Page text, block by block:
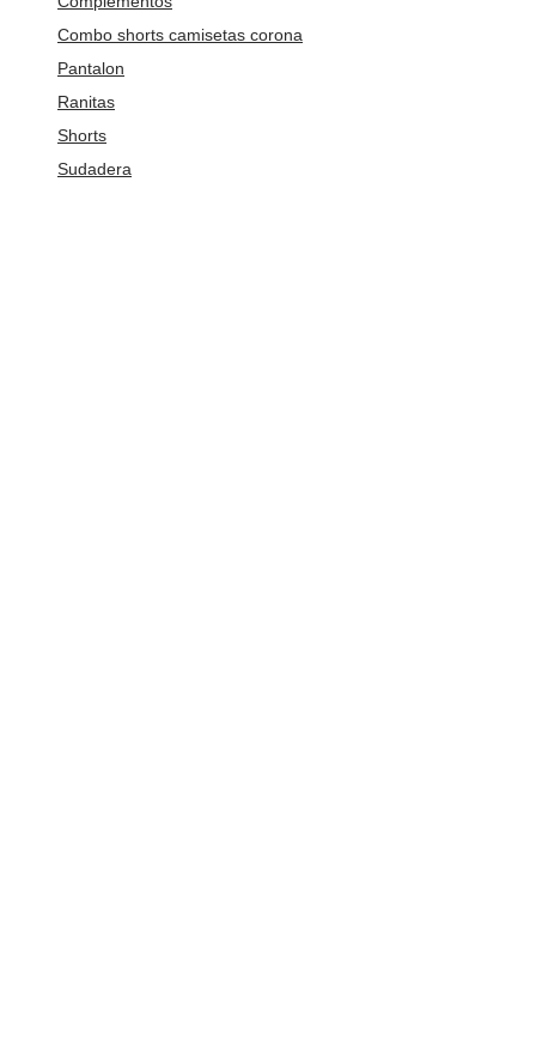
Combo shorts camisetas corona
Pantalon
Ranitas
Shorts
Sudadera